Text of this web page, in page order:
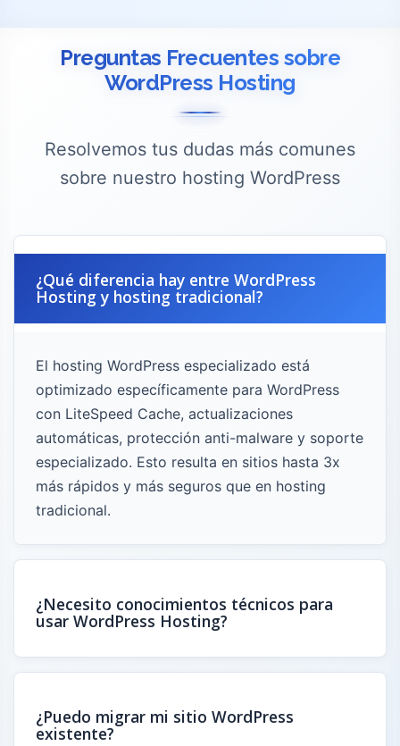
Preguntas Frecuentes sobre
WordPress Hosting
Resolvemos tus dudas más comunes
sobre nuestro hosting WordPress
¿Qué diferencia hay entre WordPress
Hosting y hosting tradicional?
El hosting WordPress especializado está
optimizado específicamente para WordPress
con LiteSpeed Cache, actualizaciones
automáticas, protección anti-malware y soporte
especializado. Esto resulta en sitios hasta 3x
más rápidos y más seguros que en hosting
tradicional.
¿Necesito conocimientos técnicos para
usar WordPress Hosting?
¿Puedo migrar mi sitio WordPress
existente?